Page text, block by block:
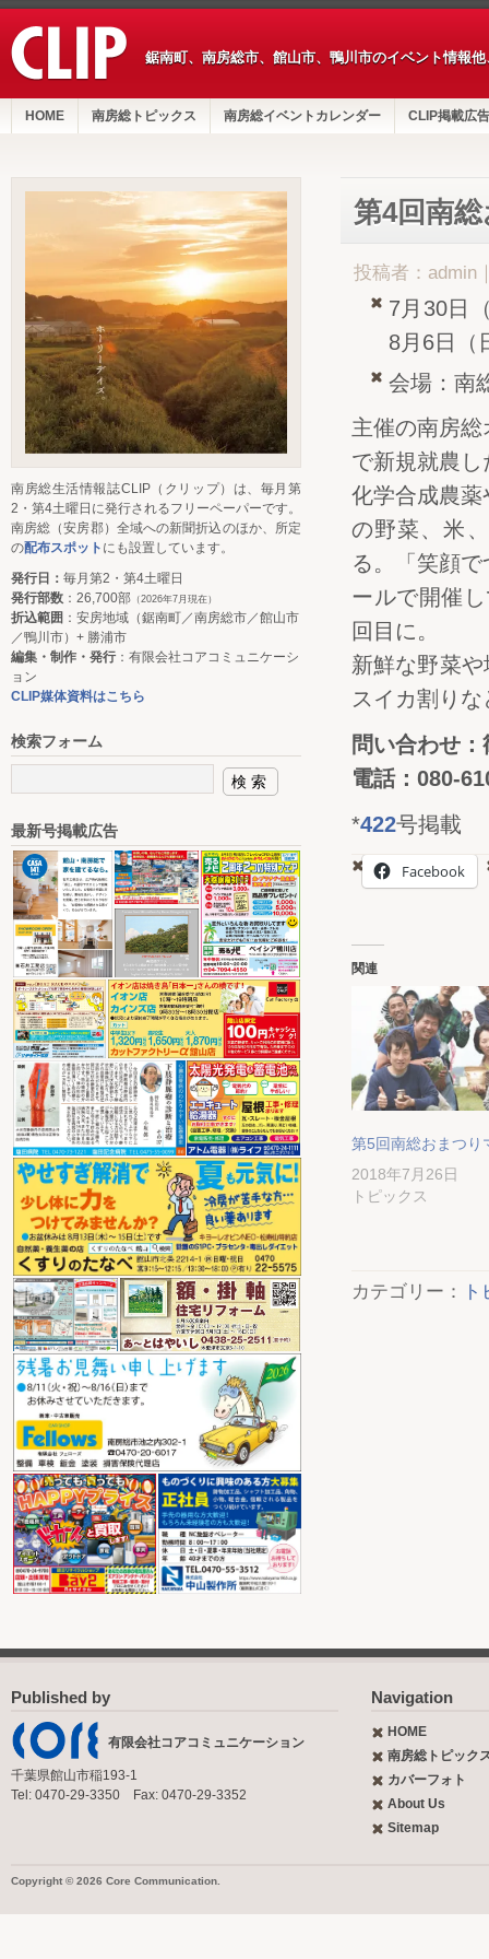
鋸南町、南房総市、館山市、鴨川市のイベント情報
HOME 南房総トピックス 南房総イベントカレンダー CLIP掲載広告
第4回南
投稿者：admin
7月30日
8月6日（
会場：南
主催の南房
で新規就農
化学合成農
の野菜、米
る。「笑顔
ールで開催
回目に。
新鮮な野菜
スイカ割り
問い合わせ：
電話：080-
*422号掲載
Facebook
関連
第5回南総おまつり
2018年7月26日
トピックス
カテゴリー：
南房総生活情報誌CLIP（クリップ）は、毎月第
2・第4土曜日に発行されるフリーペーパーです。
南房総（安房郡）全域への新聞折込のほか、所定
の配布スポット にも設置しています。
発行日： 毎月第2・第4土曜日
発行部数 ：26,700部 （2026年7月現在）
折込範囲 ：安房地域（鋸南町／南房総市／館山市
／鴨川市）+ 勝浦市
編集・制作・発行：有限会社コアコミュニケーシ
ョン
CLIP媒体資料はこちら
検索フォーム
最新号掲載広告
Published by
有限会社コアコミュニケーション
千葉県館山市稲193-1
Tel: 0470-29-3350 Fax: 0470-29-3352
Navigation
HOME
南房総トピック
カバーフォト
About Us
Sitemap
Copyright © 2026 Core Communication.